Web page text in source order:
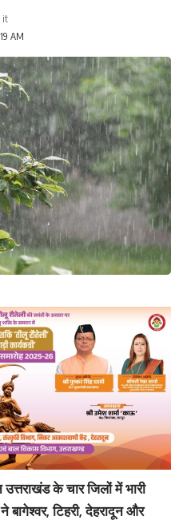
AM
के चार जिलों में भारी
बागेश्वर, टिहरी, देहरादून और